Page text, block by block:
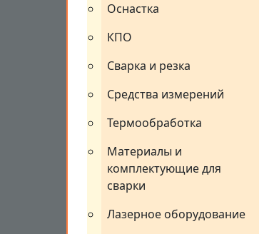
Оснастка
КПО
Сварка и резка
Средства измерений
Термообработка
Материалы и
комплектующие для
сварки
Лазерное оборудование